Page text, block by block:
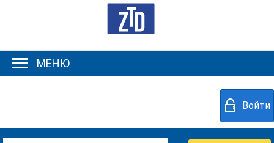
МЕНЮ
Войти